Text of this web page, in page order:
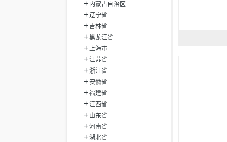
内蒙古自治区
辽宁省
吉林省
黑龙江省
上海市
江苏省
浙江省
安徽省
福建省
江西省
山东省
河南省
湖北省